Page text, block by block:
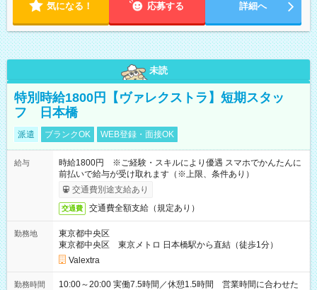
気になる！ 応募する 詳細へ
未読
特別時給1800円【ヴァレクストラ】短期スタッ
フ 日本橋
派遣 ブランクOK WEB登録・面接OK
給与
時給1800円 ※ご経験・スキルにより優遇 スマホでかんたんに
前払いで給与が受け取れます（※上限、条件あり）
交通費別途支給あり
交通費 交通費全額支給（規定あり）
勤務地
東京都中央区
東京都中央区 東京メトロ 日本橋駅から直結（徒歩1分）
Valextra
勤務時間
10:00～20:00 実働7.5時間／休憩1.5時間 営業時間に合わせた